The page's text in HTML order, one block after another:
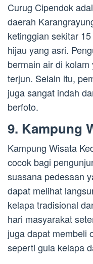
Curug Cipendok
daerah
ketinggian sekitar
hijau yang asri.
bermain air di
terjun. Selain itu,
juga sangat indah
berfoto.
9. Kampung
Kampung Wisata
cocok bagi
suasana pedesaan
dapat melihat
kelapa tradisional
hari masyarakat
juga dapat membeli
seperti gula kelapa